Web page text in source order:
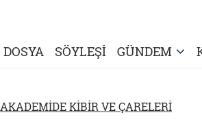
DOSYA SÖYLEŞİ GÜNDEM
AKADEMİDE KİBİR VE ÇARELERİ